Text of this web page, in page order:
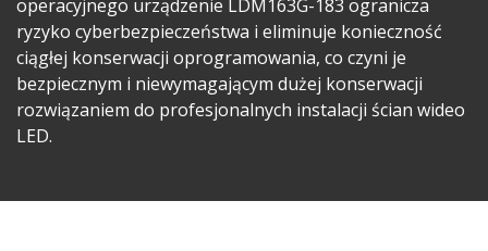
operacyjnego urządzenie LDM163G-183 ogranicza
ryzyko cyberbezpieczeństwa i eliminuje konieczność
ciągłej konserwacji oprogramowania, co czyni je
bezpiecznym i niewymagającym dużej konserwacji
rozwiązaniem do profesjonalnych instalacji ścian wideo
LED.